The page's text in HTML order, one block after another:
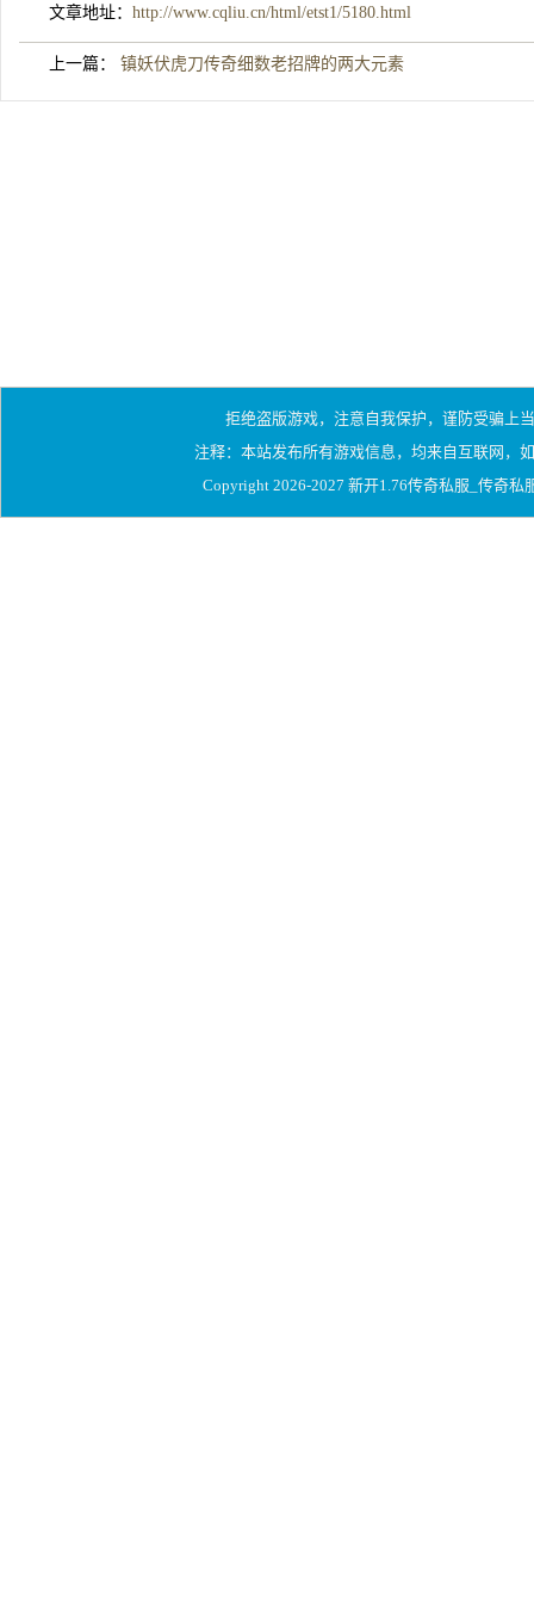
文章地址： http://www.cqliu.cn/html/etst1/5180.html
上一篇： 镇妖伏虎刀传奇细数老招牌的两大元素
拒绝盗版游戏，注意自我保护，谨防受骗上
注释：本站发布所有游戏信息，均来自互联网，
Copyright 2026-2027 新开1.76传奇私服_传奇私